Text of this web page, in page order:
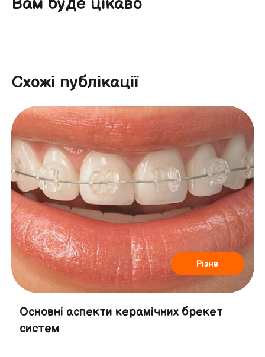
Вам буде цікаво
Схожі публікації
Різне
Основні аспекти керамічних брекет
систем